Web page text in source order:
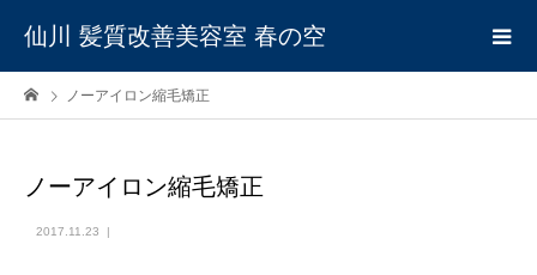
仙川 髪質改善美容室 春の空
ノーアイロン縮毛矯正
ノーアイロン縮毛矯正
2017.11.23